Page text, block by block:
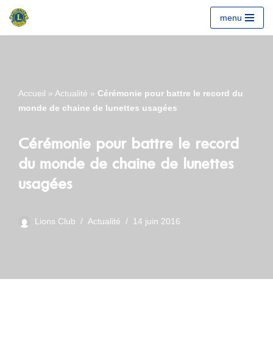
menu
Accueil » Actualité » Cérémonie pour battre le record du
monde de chaine de lunettes usagées
Cérémonie pour battre le record
du monde de chaine de lunettes
usagées
Lions Club Actualité 14 juin 2016